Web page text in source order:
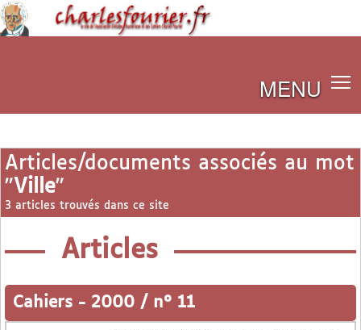
MENU
Articles/documents associés au mot
"Ville"
3 articles trouvés dans ce site
Articles
Cahiers - 2000 / n° 11